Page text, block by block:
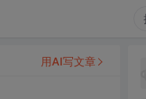
用AI写文章